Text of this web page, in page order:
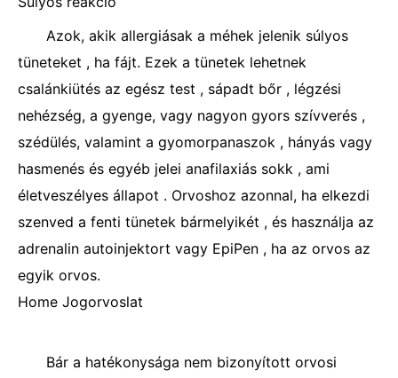
Azok, akik allergiásak a méhek jelenik súlyos
tüneteket , ha fájt. Ezek a tünetek lehetnek
csalánkiütés az egész test , sápadt bőr , légzési
nehézség, a gyenge, vagy nagyon gyors szívverés ,
szédülés, valamint a gyomorpanaszok , hányás vagy
hasmenés és egyéb jelei anafilaxiás sokk , ami
életveszélyes állapot . Orvoshoz azonnal, ha elkezdi
szenved a fenti tünetek bármelyikét , ​​és használja az
adrenalin autoinjektort vagy EpiPen , ha az orvos az
egyik orvos.
Home Jogorvoslat
Bár a hatékonysága nem bizonyított orvosi